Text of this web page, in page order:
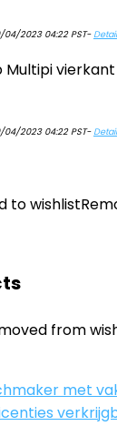
2023 04:22 PST-
vierkant
2023 04:22 PST-
to wishlist
from